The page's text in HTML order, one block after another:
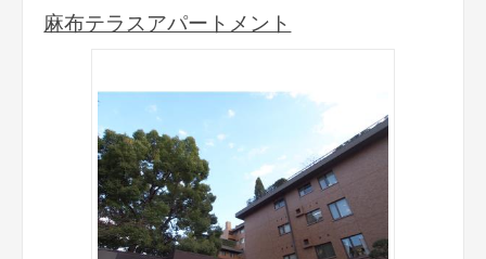
麻布テラスアパートメント